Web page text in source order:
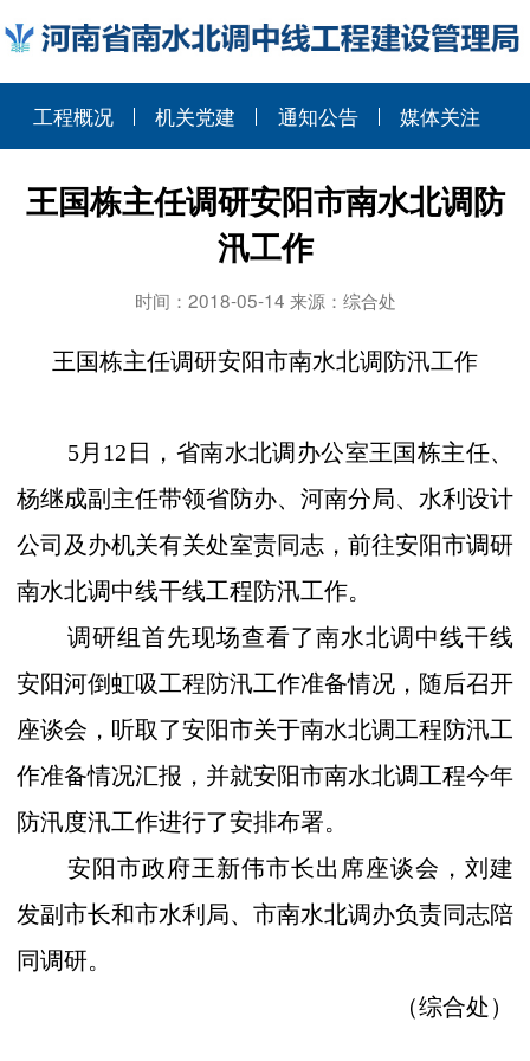
工程概况 机关党建 通知公告 媒体关注
王国栋主任调研安阳市南水北调防
汛工作
时间：2018-05-14 来源：综合处
王国栋主任调研安阳市南水北调 防汛工作
5月 12 日，省南水北调办公室王国栋主任、
杨继成副主任带领省防办、河南分局、水利设计
公司及办机关有关处室责同志，前往安阳市调研
南水北调中线干线工程防汛工作。
调研组首先现场查看了南水北调中线干线
安阳河倒虹吸工程防汛工作准备情况，随后召开
座谈会，听取了安阳市关于南水北调工程防汛工
作准备情况汇报，并就安阳市南水北调工程今年
防汛度汛工作进行了安排布署。
安阳市政府王新伟市长出席座谈会，刘建
发副市长和市水利局、市南水北调办负责同志陪
同调研。
（综合处）